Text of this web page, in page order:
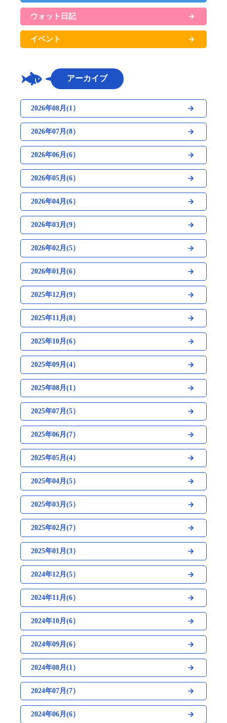
ウォット日記
イベント
アーカイブ
2026年08月(1）
2026年07月(8）
2026年06月(6）
2026年05月(6）
2026年04月(6）
2026年03月(9）
2026年02月(5）
2026年01月(6）
2025年12月(9）
2025年11月(8）
2025年10月(6）
2025年09月(4）
2025年08月(1）
2025年07月(5）
2025年06月(7）
2025年05月(4）
2025年04月(5）
2025年03月(5）
2025年02月(7）
2025年01月(3）
2024年12月(5）
2024年11月(6）
2024年10月(6）
2024年09月(6）
2024年08月(1）
2024年07月(7）
2024年06月(6）